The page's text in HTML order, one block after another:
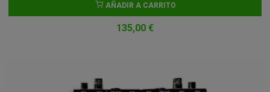
AÑADIR A CARRITO
135,00 €